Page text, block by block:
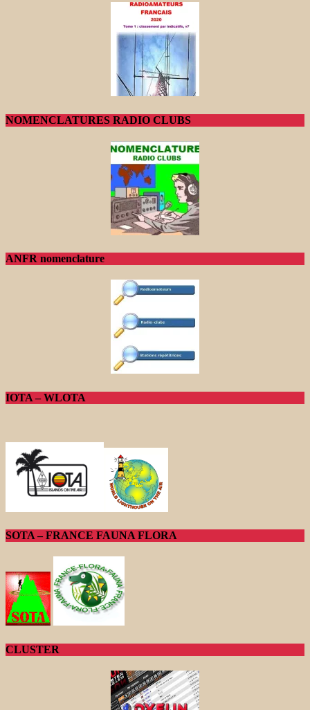
NOMENCLATURES RADIO CLUBS
ANFR nomenclature
IOTA – WLOTA
SOTA – FRANCE FAUNA FLORA
CLUSTER